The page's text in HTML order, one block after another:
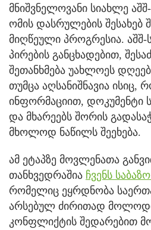
მნიშვნელოვანი სიახლე
ომის დასრულების შესახებ
მიღწეული პროგრესია.
პირების განცხადებით,
შეთანხმება უახლოეს
თუმცა აღსანიშნავია ისიც,
ინფორმაციით, დოკუმენტი
და მხარეებს შორის
მხოლოდ ნაწილს შეეხება.
ამ ეტაპზე მოვლენათა
თანხვედრაშია ჩვენს
რომელიც ეყრდნობა
არსებულ ძირითად
კონფლიქტის შედარებით